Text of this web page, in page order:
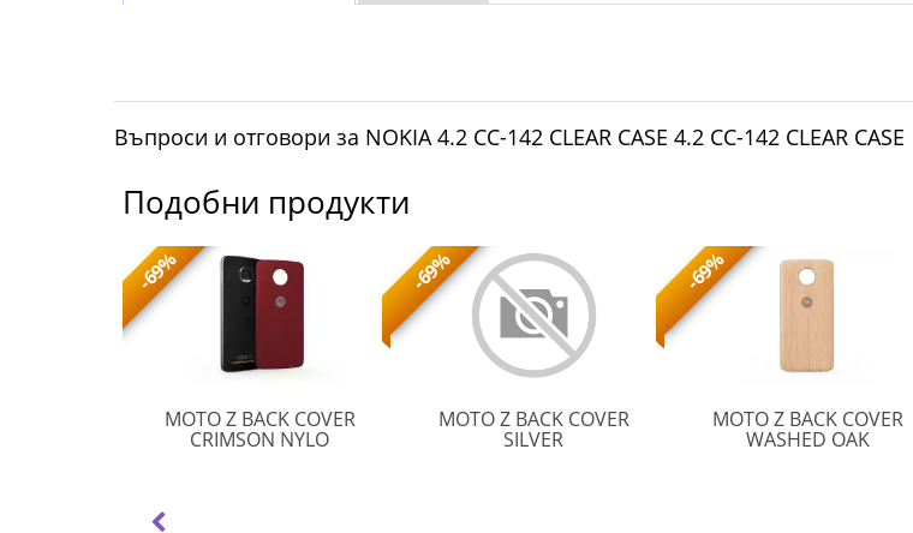
Въпроси и отговори за NOKIA 4.2 CC-142 CLEAR CASE 4.2 CC-142 CLEAR CASE
Подобни продукти
-69%
MOTO Z BACK COVER
CRIMSON NYLOMOTO
-69%
MOTO Z BACK COVER
SILVER
-69%
MOTO Z BACK COVER
WASHED OAKMOTO